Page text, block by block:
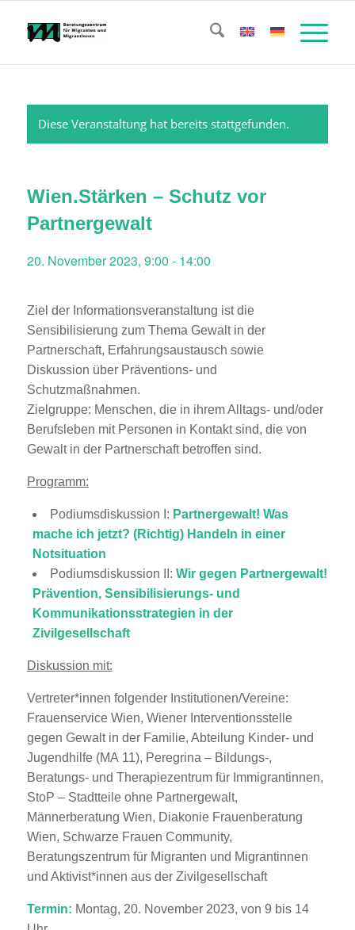
Diese Veranstaltung hat bereits stattgefunden.
Wien.Stärken – Schutz vor
Partnergewalt
20. November 2023, 9:00 - 14:00
Ziel der Informationsveranstaltung ist die
Sensibilisierung zum Thema Gewalt in der
Partnerschaft, Erfahrungsaustausch sowie
Diskussion über Präventions- und
Schutzmaßnahmen.
Zielgruppe: Menschen, die in ihrem Alltags- und/oder
Berufsleben mit Personen in Kontakt sind, die von
Gewalt in der Partnerschaft betroffen sind.
Programm:
Podiumsdiskussion I: Partnergewalt! Was
mache ich jetzt? (Richtig) Handeln in einer
Notsituation
Podiumsdiskussion II: Wir gegen Partnergewalt!
Prävention, Sensibilisierungs- und
Kommunikationsstrategien in der
Zivilgesellschaft
Diskussion mit:
Vertreter*innen folgender Institutionen/Vereine:
Frauenservice Wien, Wiener Interventionsstelle
gegen Gewalt in der Familie, Abteilung Kinder- und
Jugendhilfe (MA 11), Peregrina – Bildungs-,
Beratungs- und Therapiezentrum für Immigrantinnen,
StoP – Stadtteile ohne Partnergewalt,
Männerberatung Wien, Diakonie Frauenberatung
Wien, Schwarze Frauen Community,
Beratungszentrum für Migranten und Migrantinnen
und Aktivist*innen aus der Zivilgesellschaft
Termin: Montag, 20. November 2023, von 9 bis 14